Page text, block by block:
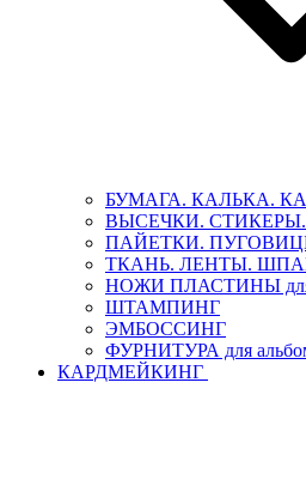
БУМАГА. КАЛЬКА.
ВЫСЕЧКИ.
ПАЙЕТКИ.
ТКАНЬ. ЛЕНТЫ.
НОЖИ ПЛАСТИНЫ для
ШТАМПИНГ
ЭМБОССИНГ
ФУРНИТУРА для
КАРДМЕЙКИНГ